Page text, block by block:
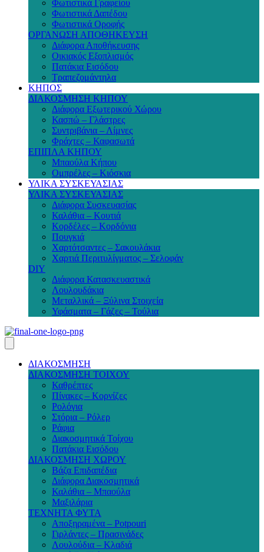
Φωτιστικά Γραφείου
Φωτιστικά Δαπέδου
Φωτιστικά Οροφής
ΟΡΓΑΝΩΣΗ ΑΠΟΘΗΚΕΥΣΗ
Διάφορα Αποθήκευσης
Οικιακός Εξοπλισμός
Πατάκια Εισόδου
Τραπεζομάντηλα
ΚΗΠΟΣ
ΔΙΑΚΟΣΜΗΣΗ ΚΗΠΟΥ
Διάφορα Εξωτερικού Χώρου
Κασπώ – Γλάστρες
Συντριβάνια – Λίμνες
Φράχτες – Καφασωτά
ΕΠΙΠΛΑ ΚΗΠΟΥ
Μπαούλα Κήπου
Ομπρέλες – Κιόσκια
ΥΛΙΚΑ ΣΥΣΚΕΥΑΣΙΑΣ
ΥΛΙΚΑ ΣΥΣΚΕΥΑΣΙΑΣ
Διάφορα Συσκευασίας
Καλάθια – Κουτιά
Κορδέλες – Κορδόνια
Πουγκιά
Χαρτότσαντες – Σακουλάκια
Χαρτιά Περιτυλίγματος – Σελοφάν
DIY
Διάφορα Κατασκευαστικά
Λουλουδάκια
Μεταλλικά – Ξύλινα Στοιχεία
Υφάσματα – Γάζες – Τούλια
ΔΙΑΚΟΣΜΗΣΗ
ΔΙΑΚΟΣΜΗΣΗ ΤΟΙΧΟΥ
Καθρέπτες
Πίνακες – Κορνίζες
Ρολόγια
Στόρια – Ρόλερ
Ράφια
Διακοσμητικά Τοίχου
Πατάκια Εισόδου
ΔΙΑΚΟΣΜΗΣΗ ΧΩΡΟΥ
Βάζα Επιδαπέδια
Διάφορα Διακοσμητικά
Καλάθια – Μπαούλα
Μαξιλάρια
ΤΕΧΝΗΤΑ ΦΥΤΑ
Αποξηραμένα – Potpouri
Γιρλάντες – Πρασινάδες
Λουλούδια – Κλαδιά